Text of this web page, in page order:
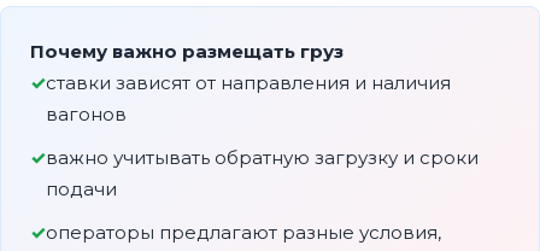
Почему важно размещать груз
ставки зависят от направления и наличия
вагонов
важно учитывать обратную загрузку и сроки
подачи
операторы предлагают разные условия,